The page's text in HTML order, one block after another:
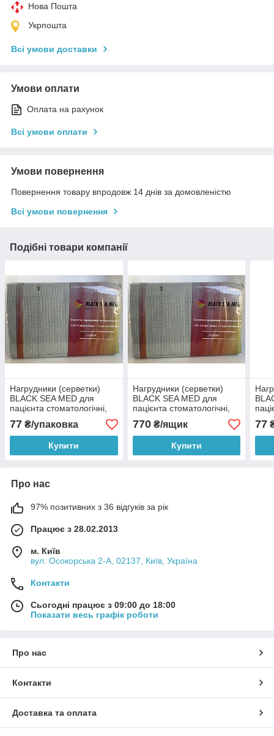
Нова Пошта
Укрпошта
Всі умови доставки
Умови оплати
Оплата на рахунок
Всі умови оплати
Умови повернення
Повернення товару впродовж 14 днів за домовленістю
Всі умови повернення
Подібні товари компанії
Нагрудники (серветки)
BLACK SEA MED для
пацієнта стоматологічні,
сірий 50 шт
77 ₴/упаковка
Купити
Нагрудники (серветки)
BLACK SEA MED для
пацієнта стоматологічні,
сірий 500шт
770₴/ящик
Купити
77
Про нас
97% позитивних з 36 відгуків за рік
Працює з 28.02.2013
м. Київ
вул. Осокорська 2-А, 02137, Київ, Україна
Контакти
Сьогодні працює з 09:00 до 18:00
Показати весь графік роботи
Про нас
Контакти
Доставка та оплата